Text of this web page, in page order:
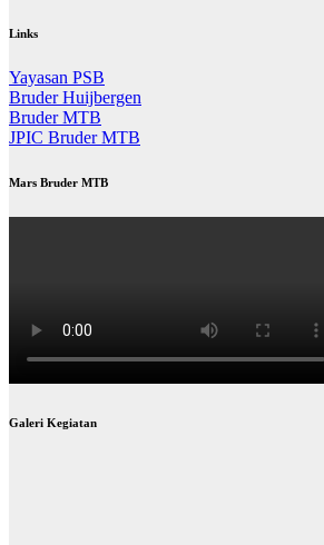
Links
Yayasan PSB
Bruder Huijbergen
Bruder MTB
JPIC Bruder MTB
Mars Bruder MTB
Galeri Kegiatan